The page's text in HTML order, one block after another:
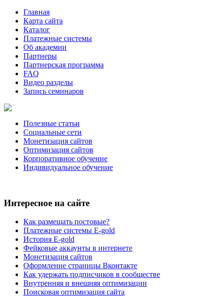
Главная
Карта сайта
Каталог
Платежные системы
Об академии
Партнеры
Партнерская программа
FAQ
Видео разделы
Запись семинаров
Полезные статьи
Социальные сети
Монетизация сайтов
Оптимизация сайтов
Корпоративное обучение
Индивидуальное обучение
Интересное на сайте
Как размещать постовые?
Платежные системы E-gold
История E-gold
Фейковые аккаунты в интернете
Монетизация сайтов
Оформление страницы Вконтакте
Как удержать подписчиков в сообществе
Внутренняя и внешняя оптимизации
Поисковая оптимизация сайта